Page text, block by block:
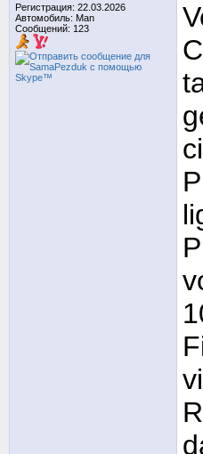
Регистрация: 22.03.2026
Автомобиль: Man
Сообщений: 123